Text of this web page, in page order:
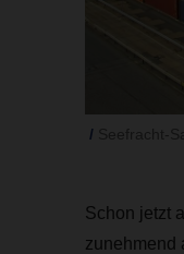
Schon jetzt
zunehmend